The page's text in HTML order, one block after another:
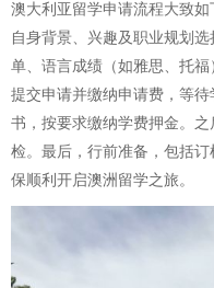
澳大利亚留学申请流程大致
自身背景、兴趣及职业规划
单、语言成绩（如雅思、托
提交申请并缴纳申请费，等
书，按要求缴纳学费押金。
检。最后，行前准备，包括
保顺利开启澳洲留学之旅。